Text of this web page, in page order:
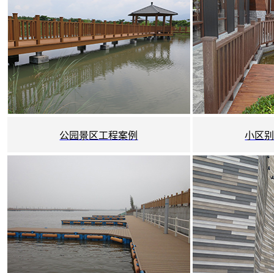
公园景区工程案例 小区